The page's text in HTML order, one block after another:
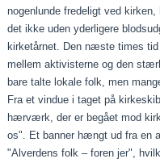
nogenlunde fredeligt ved
det ikke uden yderligere
kirketårnet. Den næste times
mellem aktivisterne og den
bare talte lokale folk, men
Fra et vindue i taget på
hærværk, der er begået mod
os". Et banner hængt ud fra en
"Alverdens folk – foren jer",